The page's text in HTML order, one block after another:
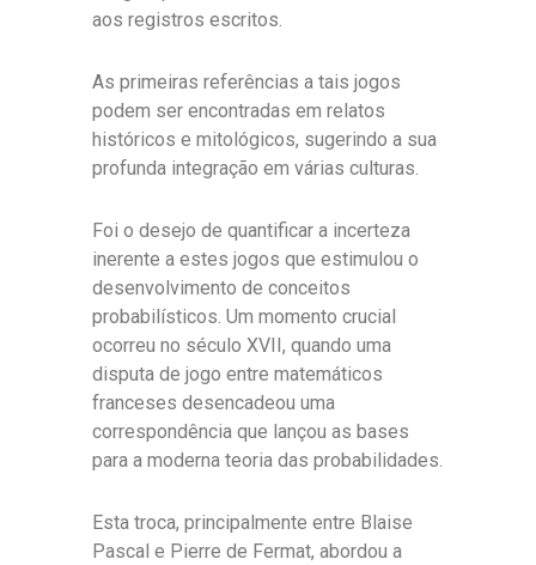
aos registros escritos.
As primeiras referências a tais jogos
podem ser encontradas em relatos
históricos e mitológicos, sugerindo a sua
profunda integração em várias culturas.
Foi o desejo de quantificar a incerteza
inerente a estes jogos que estimulou o
desenvolvimento de conceitos
probabilísticos. Um momento crucial
ocorreu no século XVII, quando uma
disputa de jogo entre matemáticos
franceses desencadeou uma
correspondência que lançou as bases
para a moderna teoria das probabilidades.
Esta troca, principalmente entre Blaise
Pascal e Pierre de Fermat, abordou a